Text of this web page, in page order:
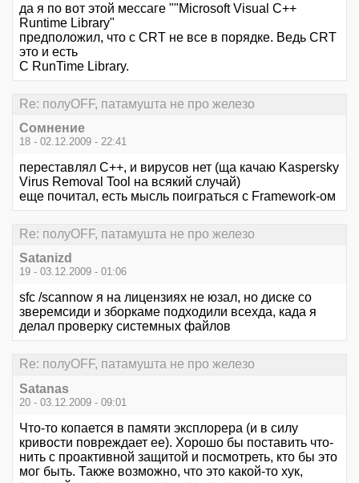
да я по вот этой мессаге ""Microsoft Visual C++
Runtime Library"
предположил, что с CRT не все в порядке. Ведь CRT
это и есть
C RunTime Library.
Re: полуOFF, патамушта не про железо
Сомнение
18 - 02.12.2009 - 22:41
переставлял С++, и вирусов нет (ща качаю Kaspersky
Virus Removal Tool на всякий случай)
еще почитал, есть мысль поиграться с Framework-ом
Re: полуOFF, патамушта не про железо
Satanizd
19 - 03.12.2009 - 01:06
sfc /scannow я на лицензиях не юзал, но диске со
зверемсиди и зборкаме подходили всехда, када я
делал проверку системных файлов
Re: полуOFF, патамушта не про железо
Satanas
20 - 03.12.2009 - 09:01
Что-то копается в памяти эксплорера (и в силу
кривости повреждает ее). Хорошо бы поставить что-
нить с проактивной защитой и посмотреть, кто бы это
мог быть. Также возможно, что это какой-то хук,